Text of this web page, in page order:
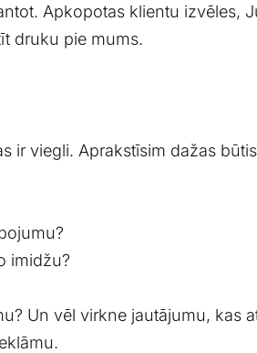
Apkopotas klientu izvēles,
druku pie mums.
ir viegli. Aprakstīsim dažas
imidžu?
Un vēl virkne jautājumu, kas